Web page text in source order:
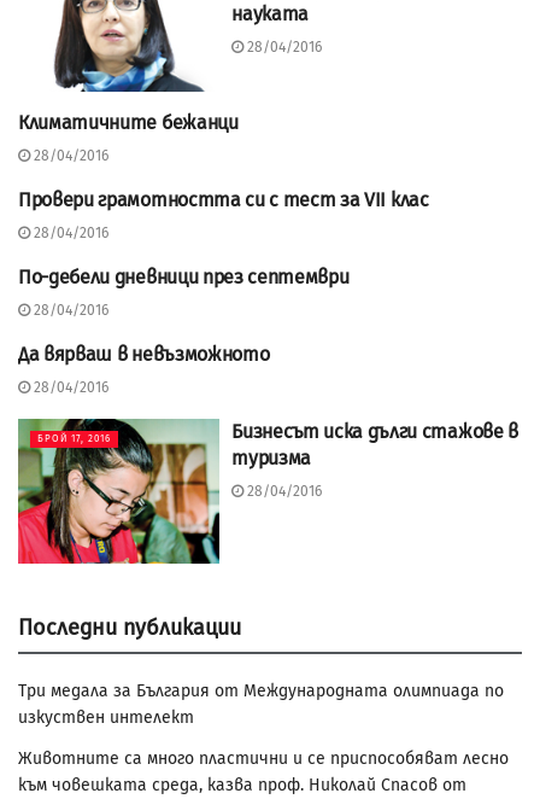
науката
28/04/2016
БРОЙ 17, 2016
Климатичните бежанци
28/04/2016
БРОЙ 17, 2016
Провери грамотността си с тест за VII клас
28/04/2016
БРОЙ 17, 2016
По-дебели дневници през септември
28/04/2016
БРОЙ 17, 2016
Да вярваш в невъзможното
28/04/2016
БРОЙ 17, 2016
Бизнесът иска дълги стажове в
туризма
28/04/2016
Последни публикации
Три медала за България от Международната олимпиада по
изкуствен интелект
Животните са много пластични и се приспособяват лесно
към човешката среда, казва проф. Николай Спасов от